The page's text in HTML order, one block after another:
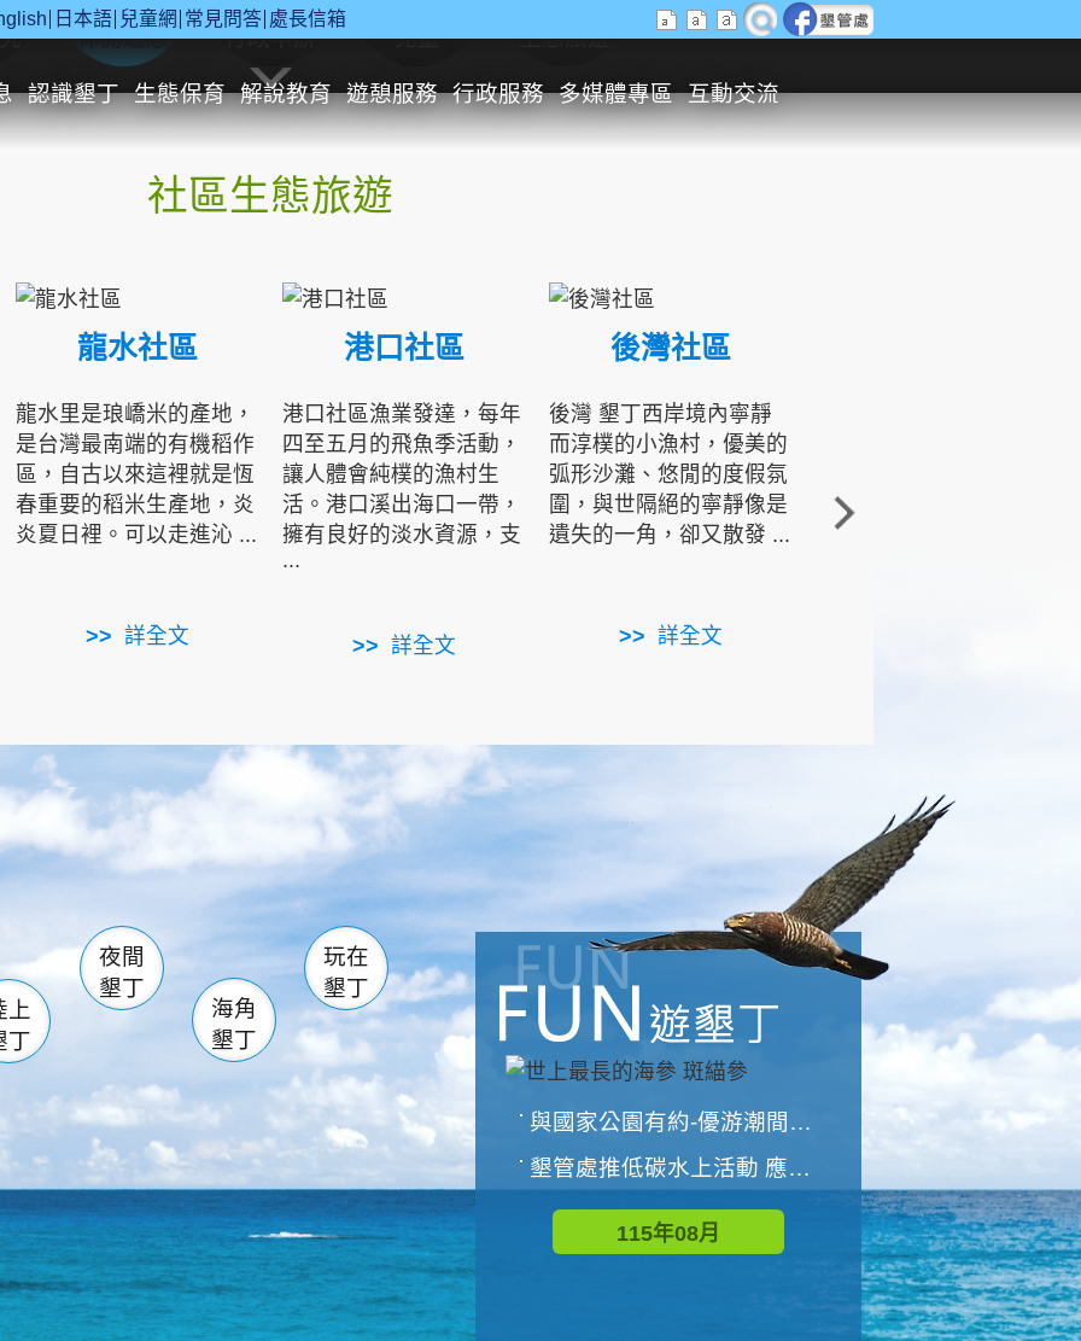
日本語 兒童網 常見問答 處長信箱
認識墾丁 生態保育 解說教育 遊憩服務 行政服務 多媒體專區 互動交流
休閒遊憩 行政申辦 兒童 生態旅遊
社區生態旅遊
龍水社區
龍水里是琅嶠米的產地，
是台灣最南端的有機稻作
區，自古以來這裡就是恆
春重要的稻米生產地，炎
炎夏日裡。可以走進沁 ...
詳全文
港口社區
港口社區漁業發達，每年
四至五月的飛魚季活動，
讓人體會純樸的漁村生
活。港口溪出海口一帶，
擁有良好的淡水資源，支
...
詳全文
後灣社區
後灣 墾丁西岸境內寧靜
而淳樸的小漁村，優美的
弧形沙灘、悠閒的度假氛
圍，與世隔絕的寧靜像是
遺失的一角，卻又散發 ...
詳全文
角的端點，冬季海浪拍打
著礁岸，旺盛的侵蝕作
南仁湖
滿州 佳樂水
森林遊樂區
墾管處遊客中心
社頂公園 風吹沙
船帆石 龍磐公園
香蕉灣 龍坑
鵝鑾鼻
上
丁
夜間
墾丁
海角
墾丁
玩在
墾丁
與國家公園有約-優游潮間探險者
墾管處推低碳水上活動 應屆畢業生限額免費參加
115年08月
世界地球清潔日 墾管處辦理「2026年墾丁國家公園沙灘淨灘活動
115年09月